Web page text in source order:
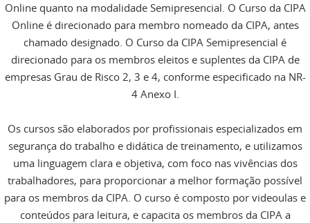
Online quanto na modalidade Semipresencial. O Curso da CIPA
Online é direcionado para membro nomeado da CIPA, antes
chamado designado. O Curso da CIPA Semipresencial é
direcionado para os membros eleitos e suplentes da CIPA de
empresas Grau de Risco 2, 3 e 4, conforme especificado na NR-
4 Anexo I.
Os cursos são elaborados por profissionais especializados em
segurança do trabalho e didática de treinamento, e utilizamos
uma linguagem clara e objetiva, com foco nas vivências dos
trabalhadores, para proporcionar a melhor formação possível
para os membros da CIPA. O curso é composto por videoulas e
conteúdos para leitura, e capacita os membros da CIPA a